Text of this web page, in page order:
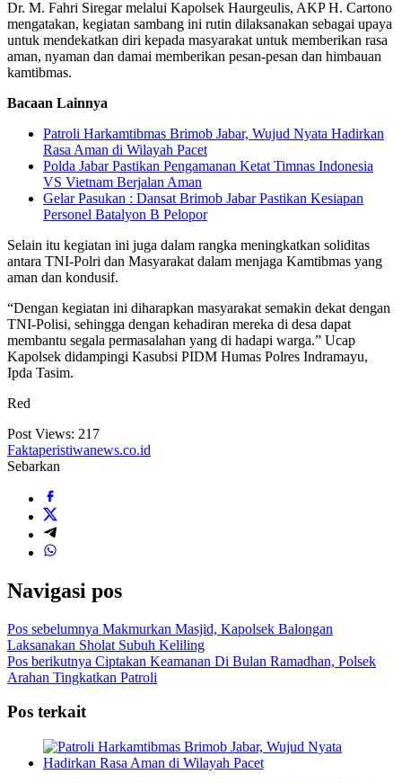
Dr. M. Fahri Siregar melalui Kapolsek Haurgeulis, AKP H. Cartono
mengatakan, kegiatan sambang ini rutin dilaksanakan sebagai upaya
untuk mendekatkan diri kepada masyarakat untuk memberikan rasa
aman, nyaman dan damai memberikan pesan-pesan dan himbauan
kamtibmas.
Bacaan Lainnya
Patroli Harkamtibmas Brimob Jabar, Wujud Nyata Hadirkan
Rasa Aman di Wilayah Pacet
Polda Jabar Pastikan Pengamanan Ketat Timnas Indonesia
VS Vietnam Berjalan Aman
Gelar Pasukan : Dansat Brimob Jabar Pastikan Kesiapan
Personel Batalyon B Pelopor
Selain itu kegiatan ini juga dalam rangka meningkatkan soliditas
antara TNI-Polri dan Masyarakat dalam menjaga Kamtibmas yang
aman dan kondusif.
“Dengan kegiatan ini diharapkan masyarakat semakin dekat dengan
TNI-Polisi, sehingga dengan kehadiran mereka di desa dapat
membantu segala permasalahan yang di hadapi warga.” Ucap
Kapolsek didampingi Kasubsi PIDM Humas Polres Indramayu,
Ipda Tasim.
Red
Post Views: 217
Faktaperistiwanews.co.id
Sebarkan
Navigasi pos
Pos sebelumnya Makmurkan Masjid, Kapolsek Balongan
Laksanakan Sholat Subuh Keliling
Pos berikutnya Ciptakan Keamanan Di Bulan Ramadhan, Polsek
Arahan Tingkatkan Patroli
Pos terkait